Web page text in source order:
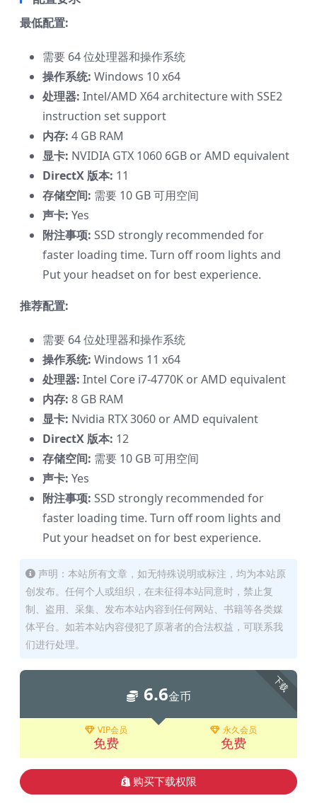
最低配置:
需要 64 位处理器和操作系统
操作系统: Windows 10 x64
处理器: Intel/AMD X64 architecture with SSE2
instruction set support
内存: 4 GB RAM
显卡: NVIDIA GTX 1060 6GB or AMD equivalent
DirectX 版本: 11
存储空间: 需要 10 GB 可用空间
声卡: Yes
附注事项: SSD strongly recommended for
faster loading time. Turn off room lights and
Put your headset on for best experience.
推荐配置:
需要 64 位处理器和操作系统
操作系统: Windows 11 x64
处理器: Intel Core i7-4770K or AMD equivalent
内存: 8 GB RAM
显卡: Nvidia RTX 3060 or AMD equivalent
DirectX 版本: 12
存储空间: 需要 10 GB 可用空间
声卡: Yes
附注事项: SSD strongly recommended for
faster loading time. Turn off room lights and
Put your headset on for best experience.
声明：本站所有文章，如无特殊说明或标注，均为本站原
创发布。任何个人或组织，在未征得本站同意时，禁止复
制、盗用、采集、发布本站内容到任何网站、书籍等各类媒
体平台。如若本站内容侵犯了原著者的合法权益，可联系我
们进行处理。
下载
6.6金币
VIP会员
免费
永久会员
免费
购买下载权限